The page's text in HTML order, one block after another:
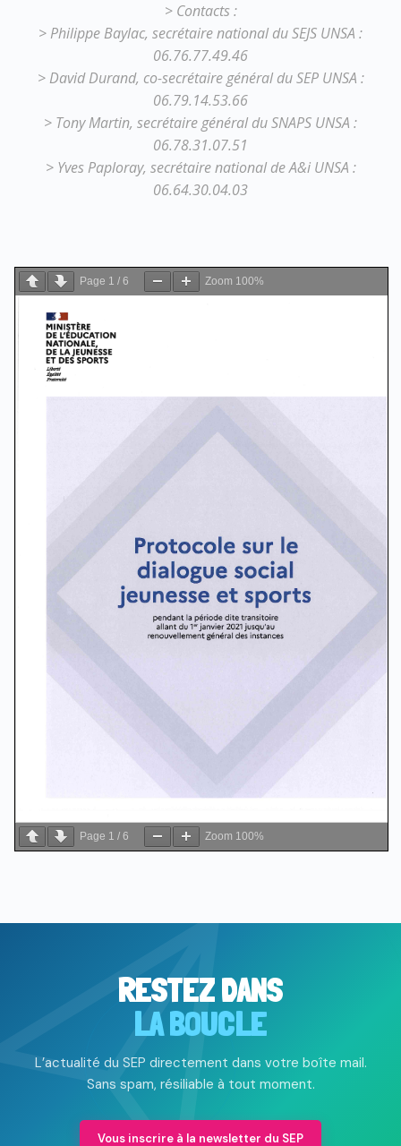
> Contacts :
> Philippe Baylac, secrétaire national du SEJS UNSA :
06.76.77.49.46
> David Durand, co-secrétaire général du SEP UNSA :
06.79.14.53.66
> Tony Martin, secrétaire général du SNAPS UNSA :
06.78.31.07.51
> Yves Paploray, secrétaire national de A&i UNSA :
06.64.30.04.03
Page 1 / 6 Zoom 100%
Page 1 / 6 Zoom 100%
RESTEZ DANS
LA BOUCLE
L’actualité du SEP directement dans votre boîte mail.
Sans spam, résiliable à tout moment.
Vous inscrire à la newsletter du SEP